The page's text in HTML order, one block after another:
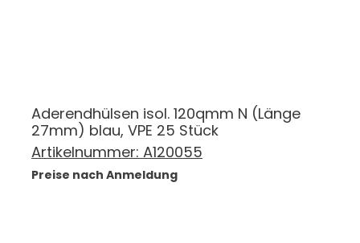
Aderendhülsen isol. 120qmm N (Länge
27mm) blau, VPE 25 Stück
Artikelnummer: A120055
Preise nach Anmeldung